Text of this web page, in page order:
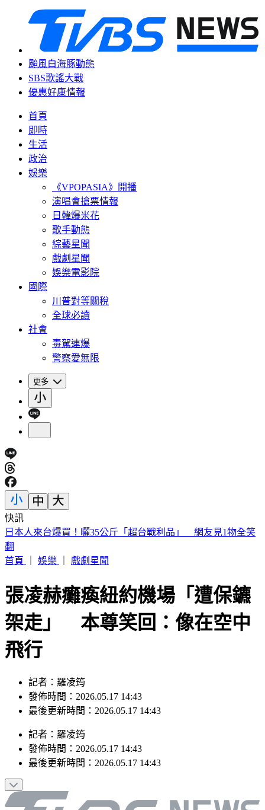
颱風白海豚動態
SBS歌謠大戰
優惠好康情報
首頁
即時
生活
政治
娛樂
《VPOPASIA》開播
演唱會搶票情報
日韓爆米花
歌手動態
綜藝星聞
戲劇星聞
娛樂電影院
國際
川普對等關稅
全球必讀
社會
毒駕連爆
警察愛無限
更多
快訊
《活動消息》2026花蓮FUN暑假7/15-8/20 假日煙火秀
首頁
張凌赫癱瘓紐約機場「遭保鑣
架走」 本尊笑回：像在空中
飛行
發佈時間：2026.05.17 14:43
最後更新時間：2026.05.17 14:43
發佈時間：2026.05.17 14:43
最後更新時間：2026.05.17 14:43